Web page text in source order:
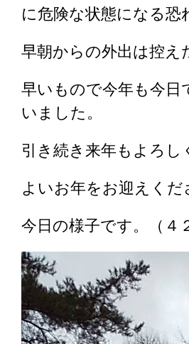
に危険な状態になる恐
早朝からの外出は控
早いもので今年も今
いました。
引き続き来年もよろ
よいお年をお迎えくだ
今日の様子です。（４